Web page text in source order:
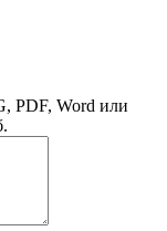
PDF, Word или